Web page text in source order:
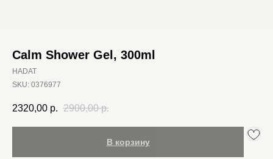
Calm Shower Gel, 300ml
HADAT
SKU: 0376977
2320,00 р. 2900,00 р.
В корзину